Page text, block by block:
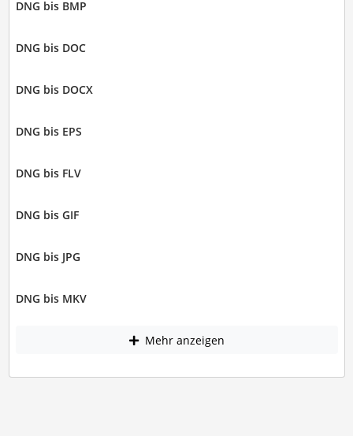
DNG bis BMP
DNG bis DOC
DNG bis DOCX
DNG bis EPS
DNG bis FLV
DNG bis GIF
DNG bis JPG
DNG bis MKV
Mehr anzeigen